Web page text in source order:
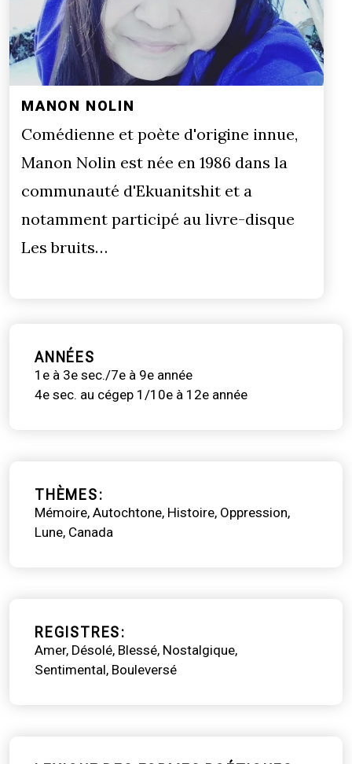
MANON NOLIN
Comédienne et poète d'origine innue,
Manon Nolin est née en 1986 dans la
communauté d'Ekuanitshit et a
notamment participé au livre-disque
Les bruits…
ANNÉES
1e à 3e sec./7e à 9e année
4e sec. au cégep 1/10e à 12e année
THÈMES
Mémoire Autochtone Histoire Oppression
Lune Canada
REGISTRES
Amer Désolé Blessé Nostalgique
Sentimental Bouleversé